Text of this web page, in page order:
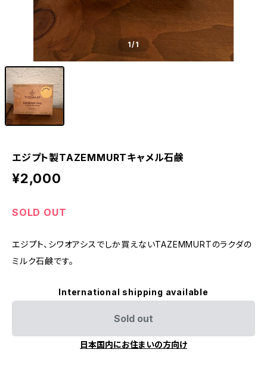
1/1
エジプト製TAZEMMURTキャメル石鹸
¥2,000
SOLD OUT
エジプト、シワオアシスでしか買えないTAZEMMURTのラクダの
ミルク石鹸です。
International shipping available
Sold out
日本国内にお住まいの方向け